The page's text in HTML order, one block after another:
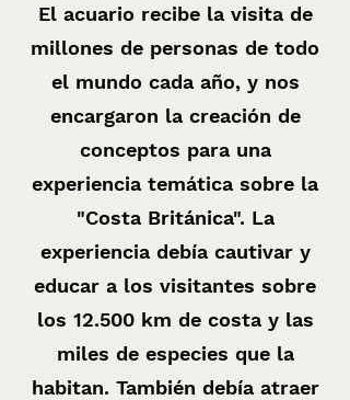
El acuario recibe la visita de
millones de personas de todo
el mundo cada año, y nos
encargaron la creación de
conceptos para una
experiencia temática sobre la
"Costa Británica". La
experiencia debía cautivar y
educar a los visitantes sobre
los 12.500 km de costa y las
miles de especies que la
habitan. También debía atraer